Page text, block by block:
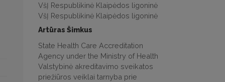
VšĮ Respublikinė Klaipėdos ligoninė
VšĮ Respublikinė Klaipėdos ligoninė
Artūras Šimkus
State Health Care Accreditation
Agency under the Ministry of Health
Valstybinė akreditavimo sveikatos
priežiūros veiklai tarnyba prie